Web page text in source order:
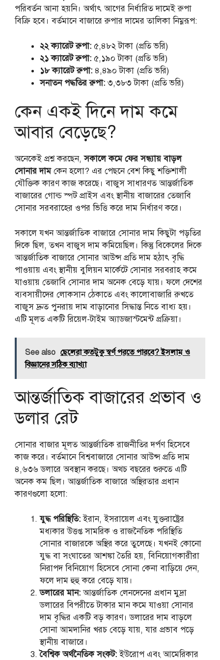
পরিবর্তন আনা হয়নি। অর্থাৎ আগের নির্ধারিত দামেই রুপা
বিক্রি হবে। বর্তমানে বাজারে রুপার দামের তালিকা নিম্নরূপ:
২২ ক্যারেট রুপা: ৫,৪৮২ টাকা (প্রতি ভরি)
২১ ক্যারেট রুপা: ৫,১৯০ টাকা (প্রতি ভরি)
১৮ ক্যারেট রুপা: ৪,৪৯০ টাকা (প্রতি ভরি)
সনাতন পদ্ধতির রুপা: ৩,৩৮৩ টাকা (প্রতি ভরি)
কেন একই দিনে দাম কমে
আবার বেড়েছে?
অনেকেই প্রশ্ন করছেন,সকালে কমে ফের সন্ধ্যায় বাড়ল
সোনার দামকেন হলো? এর পেছনে বেশ কিছু শক্তিশালী
যৌক্তিক কারণ কাজ করেছে। বাজুস সাধারণত আন্তর্জাতিক
বাজারের গোল্ড স্পট প্রাইস এবং স্থানীয় বাজারের তেজাবি
সোনার সরবরাহের ওপর ভিত্তি করে দাম নির্ধারণ করে।
সকালে যখন আন্তর্জাতিক বাজারে সোনার দাম কিছুটা পড়তির
দিকে ছিল, তখন বাজুস দাম কমিয়েছিল। কিন্তু বিকেলের দিকে
আন্তর্জাতিক বাজারে সোনার আউন্স প্রতি দাম হঠাৎ বৃদ্ধি
পাওয়ায় এবং স্থানীয় বুলিয়ন মার্কেটে সোনার সরবরাহ কমে
যাওয়ায় তেজাবি সোনার দাম অনেক বেড়ে যায়। ফলে দেশের
ব্যবসায়ীদের লোকসান ঠেকাতে এবং কালোবাজারি রুখতে
বাজুস দ্রুত পুনরায় দাম বাড়ানোর সিদ্ধান্ত নিতে বাধ্য হয়।
এটি মূলত একটি রিয়েল-টাইম অ্যাডজাস্টমেন্ট প্রক্রিয়া।
See also ছেলেরা কতটুকু স্বর্ণ পরতে পারবে? ইসলাম ও
বিজ্ঞানের সঠিক ব্যাখ্যা
আন্তর্জাতিক বাজারের প্রভাব ও
ডলার রেট
সোনার বাজার মূলত আন্তর্জাতিক রাজনীতির দর্পণ হিসেবে
কাজ করে। বর্তমানে বিশ্ববাজারে সোনার আউন্স প্রতি দাম
৪,৬৩৬ ডলারে অবস্থান করছে। অথচ বছরের শুরুতে এটি
অনেক কম ছিল। আন্তর্জাতিক বাজারে অস্থিরতার প্রধান
কারণগুলো হলো:
যুদ্ধ পরিস্থিতি:ইরান, ইসরায়েল এবং যুক্তরাষ্ট্রের
মধ্যকার উত্তপ্ত সামরিক ও রাজনৈতিক পরিস্থিতি
সোনার বাজারকে অস্থির করে তুলেছে। যখনই কোনো
যুদ্ধ বা সংঘাতের আশঙ্কা তৈরি হয়, বিনিয়োগকারীরা
নিরাপদ বিনিয়োগ হিসেবে সোনা কেনা বাড়িয়ে দেন,
ফলে দাম হুহু করে বেড়ে যায়।
ডলারের মান:আন্তর্জাতিক লেনদেনের প্রধান মুদ্রা
ডলারের বিপরীতে টাকার মান কমে যাওয়া সোনার
দাম বৃদ্ধির একটি বড় কারণ। ডলারের দাম বাড়লে
সোনা আমদানির খরচ বেড়ে যায়, যার প্রভাব পড়ে
স্থানীয় বাজারে।
বৈশ্বিক অর্থনৈতিক সংকট:ইউরোপ এবং আমেরিকার